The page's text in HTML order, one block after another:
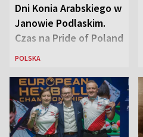
Dni Konia Arabskiego w
Janowie Podlaskim.
Czas na Pride of Poland
POLSKA